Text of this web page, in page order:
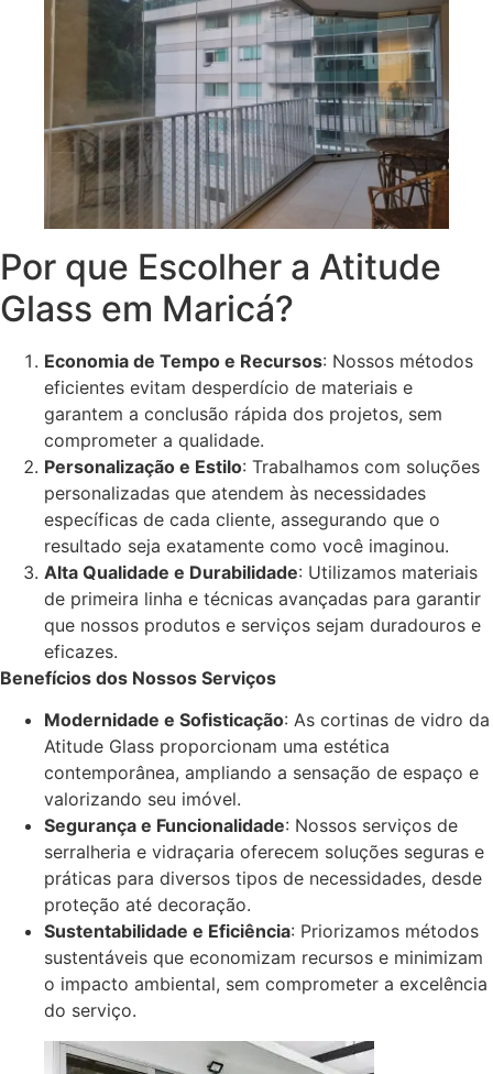
Por que Escolher a Atitude
Glass em Maricá?
Economia de Tempo e Recursos: Nossos métodos
eficientes evitam desperdício de materiais e
garantem a conclusão rápida dos projetos, sem
comprometer a qualidade.
Personalização e Estilo: Trabalhamos com soluções
personalizadas que atendem às necessidades
específicas de cada cliente, assegurando que o
resultado seja exatamente como você imaginou.
Alta Qualidade e Durabilidade: Utilizamos materiais
de primeira linha e técnicas avançadas para garantir
que nossos produtos e serviços sejam duradouros e
eficazes.
Benefícios dos Nossos Serviços
Modernidade e Sofisticação: As cortinas de vidro da
Atitude Glass proporcionam uma estética
contemporânea, ampliando a sensação de espaço e
valorizando seu imóvel.
Segurança e Funcionalidade: Nossos serviços de
serralheria e vidraçaria oferecem soluções seguras e
práticas para diversos tipos de necessidades, desde
proteção até decoração.
Sustentabilidade e Eficiência: Priorizamos métodos
sustentáveis que economizam recursos e minimizam
o impacto ambiental, sem comprometer a excelência
do serviço.